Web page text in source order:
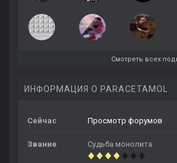
Смотреть всех
ИНФОРМАЦИЯ О PARACETAMOL
Сейчас Просмотр форумов
Звание Судьба монолита